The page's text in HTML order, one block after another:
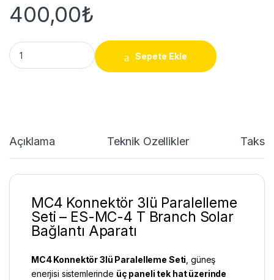
400,00₺
MC4 Konnektör 3lü Paralelleme Seti – T Branch quantity
Sepete Ekle
Açıklama Teknik Özellikler Taksit
MC4 Konnektör 3lü Paralelleme
Seti – ES-MC-4 T Branch Solar
Bağlantı Aparatı
MC4 Konnektör3lü Paralelleme Seti , güneş
enerjisi sistemlerinde üç paneli tek hat üzerinde